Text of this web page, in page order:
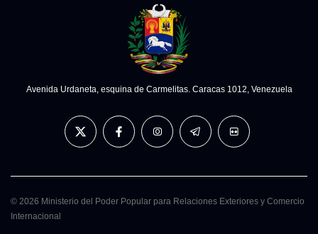
Avenida Urdaneta, esquina de Carmelitas. Caracas 1012, Venezuela
© 2026 Ministerio del Poder Popular para Relaciones Exteriores y Comercio
Internacional